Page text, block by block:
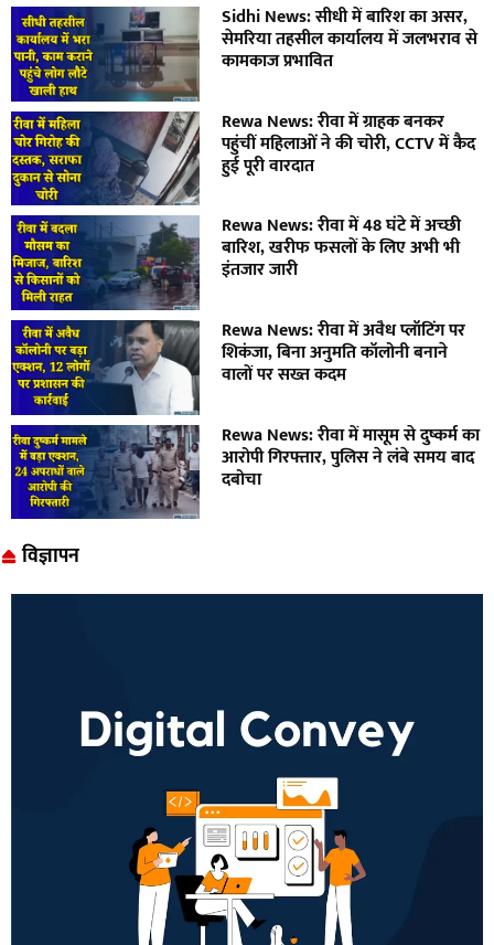
Sidhi News: सीधी में बारिश का असर,
सेमरिया तहसील कार्यालय में जलभराव से
कामकाज प्रभावित
Rewa News: रीवा में ग्राहक बनकर
पहुंचीं महिलाओं ने की चोरी, CCTV में कैद
हुई पूरी वारदात
Rewa News: रीवा में 48 घंटे में अच्छी
बारिश, खरीफ फसलों के लिए अभी भी
इंतजार जारी
Rewa News: रीवा में अवैध प्लॉटिंग पर
शिकंजा, बिना अनुमति कॉलोनी बनाने
वालों पर सख्त कदम
Rewa News: रीवा में मासूम से दुष्कर्म का
आरोपी गिरफ्तार, पुलिस ने लंबे समय बाद
दबोचा
विज्ञापन